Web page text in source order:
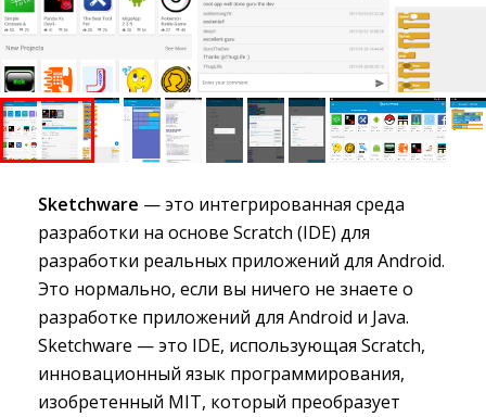
Sketchware — это интегрированная среда
разработки на основе Scratch (IDE) для
разработки реальных приложений для Android.
Это нормально, если вы ничего не знаете о
разработке приложений для Android и Java.
Sketchware — это IDE, использующая Scratch,
инновационный язык программирования,
изобретенный MIT, который преобразует